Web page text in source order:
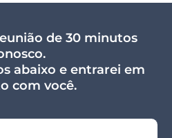
de 30 minutos
abaixo e entrarei em
com você.